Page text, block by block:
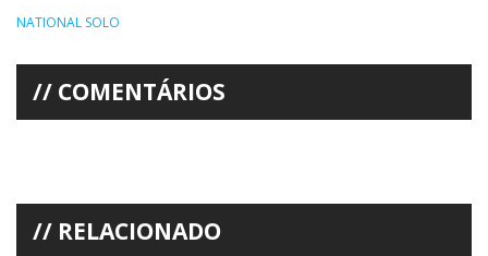
NATIONAL SOLO
COMENTÁRIOS
RELACIONADO